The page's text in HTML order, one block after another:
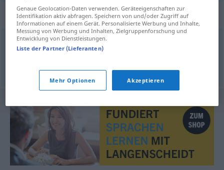
Synonyme für "Vorgänger"
Vorläufer
© OpenThesaurus.de
Genaue Geolocation-Daten verwenden. Geräteeigenschaften zur
Identifikation aktiv abfragen. Speichern von und/oder Zugriff auf
Informationen auf einem Gerät. Personalisierte Werbung und Inhalte,
Messung von Werbung und Inhalten, Zielgruppenforschung und
Entwicklung von Dienstleistungen.
Liste der Partner (Lieferanten)
Mehr Optionen Akzeptieren